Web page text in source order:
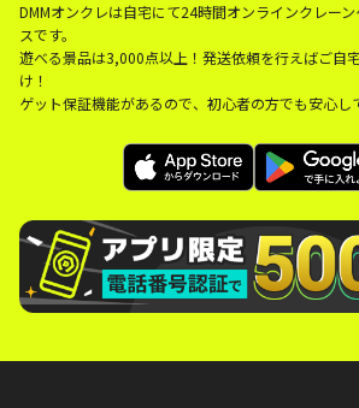
DMMオンクレは自宅にて24時間オンラインクレー
スです。
遊べる景品は3,000点以上！発送依頼を行えばご自
け！
ゲット保証機能があるので、初心者の方でも安心し